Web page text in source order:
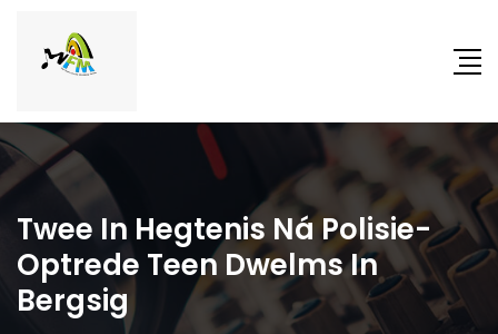
Twee In Hegtenis Ná Polisie-
Optrede Teen Dwelms In
Bergsig